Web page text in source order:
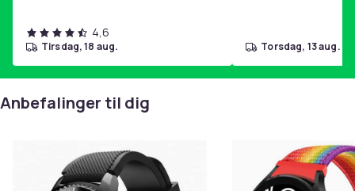
forretningsmøter eller et praktisk etui med
stativfunksjon for å se på videoer hjemme - dette
etuiet er en ekte allrounder og et must for alle
horisontale visningsvinkler, slik at du kan se på film eller
lese komfortabelt når som helst. Takket være den
presise passformen gir dekselet enkel tilgang til
4,6
tirsdag, 18 aug. torsdag, 13 aug.
Anbefalinger til dig